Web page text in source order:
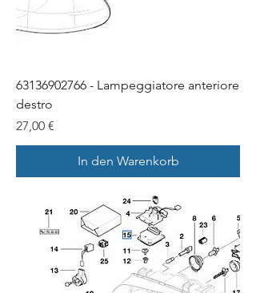
63136902766 - Lampeggiatore anteriore
destro
Preis
27,00 €
In den Warenkorb